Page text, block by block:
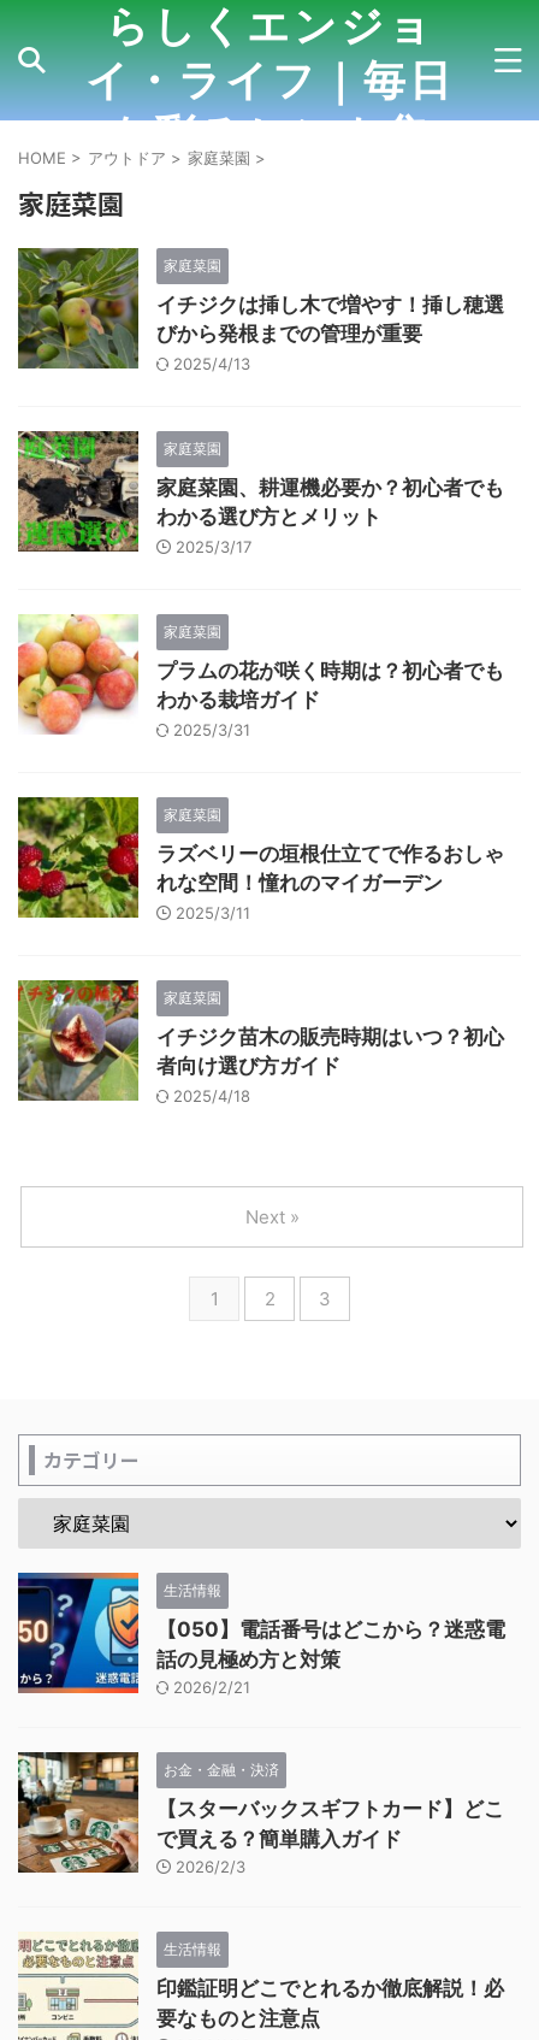
らしくエンジョ
イ・ライフ｜毎日
を彩るヒント集
HOME > アウトドア > 家庭菜園 >
家庭菜園
家庭菜園
イチジクは挿し木で増やす！挿し穂選
びから発根までの管理が重要
2025/4/13
家庭菜園
家庭菜園、耕運機必要か？初心者でも
わかる選び方とメリット
2025/3/17
家庭菜園
プラムの花が咲く時期は？初心者でも
わかる栽培ガイド
2025/3/31
家庭菜園
ラズベリーの垣根仕立てで作るおしゃ
れな空間！憧れのマイガーデン
2025/3/11
家庭菜園
イチジク苗木の販売時期はいつ？初心
者向け選び方ガイド
2025/4/18
1 2 3
Next »
カテゴリー
生活情報
【050】電話番号はどこから？迷惑電
話の見極め方と対策
2026/2/21
お金・金融・決済
【スターバックスギフトカード】どこ
で買える？簡単購入ガイド
2026/2/3
生活情報
印鑑証明どこでとれるか徹底解説！必
要なものと注意点